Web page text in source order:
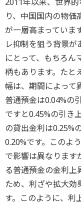
り、中国国内の物価
が一層高まっていま
レ抑制を狙う背景が
にとって、もちろん
柄もあります。たと
幅は、期間によって
普通預金は0.04%の
ですと0.45%の引き
の貸出金利は0.25%
0.20%です。このよ
で影響は異なります
る普通預金の金利上
ため、利ざや拡大効
す。このように、利